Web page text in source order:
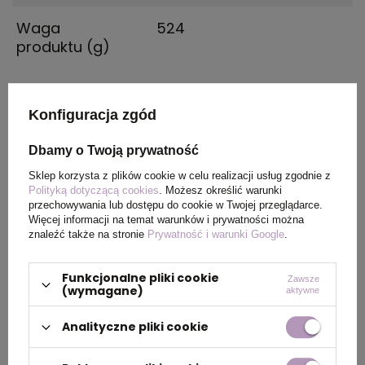
Waga
produktu (g)
524
PAKOWANIE
Wymiary
kartonu
zewnętrznego
260 x 400 x 360
kartonu
zewnętrznego
Konfiguracja zgód
Dbamy o Twoją prywatność
Sklep korzysta z plików cookie w celu realizacji usług zgodnie z
Polityką dotyczącą cookies. Możesz określić warunki
przechowywania lub dostępu do cookie w Twojej przeglądarce.
Więcej informacji na temat warunków i prywatności można
znaleźć także na stronie Prywatność i warunki Google.
Funkcjonalne pliki cookie
(wymagane)
Zawsze
aktywne
Analityczne pliki cookie